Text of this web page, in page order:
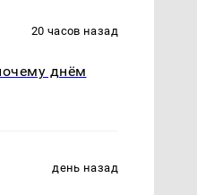
20 часов назад
днём
день назад